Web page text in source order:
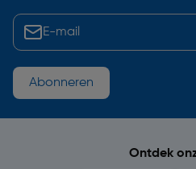
Abonneren
Ontdek